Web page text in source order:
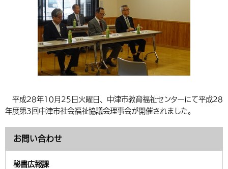
平成28年10月25日火曜日、中津市教育福祉センターにて平成28
年度第3回中津市社会福祉協議会理事会が開催されました。
お問い合わせ
秘書広報課